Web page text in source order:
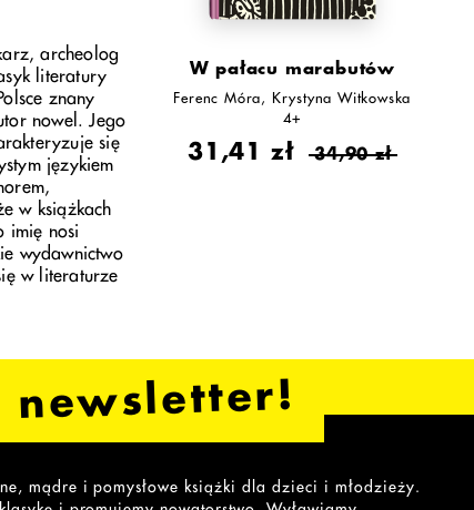
archeolog
literatury
znany
nowel. Jego
się
językiem
w książkach
imię nosi
wydawnictwo
w literaturze
W pałacu marabutów
Ferenc Móra
Krystyna Witkowska
4+
31,41 zł 34,90 zł
newsletter!
mądre i pomysłowe książki dla dzieci i młodzieży.